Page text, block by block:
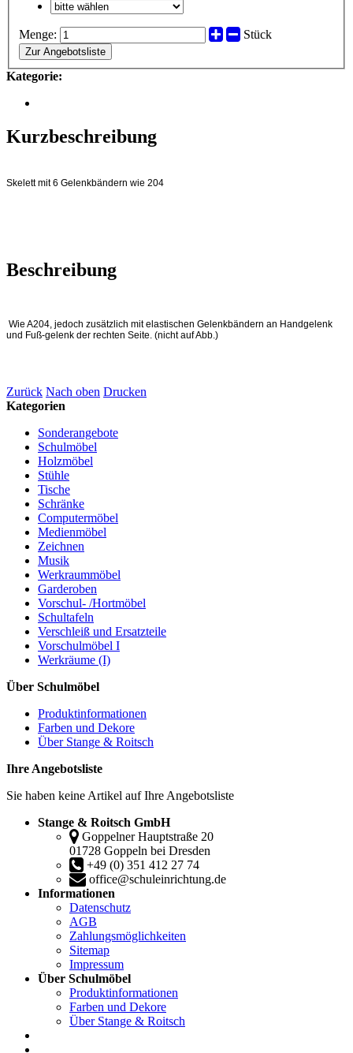
Menge: Stück
Zur Angebotsliste
Kategorie:
Kurzbeschreibung
Skelett mit 6 Gelenkbändern wie 204
Beschreibung
Wie A204, jedoch zusätzlich mit elastischen Gelenkbändern an Handgelenk
und Fuß-gelenk der rechten Seite. (nicht auf Abb.)
Zurück Nach oben Drucken
Kategorien
Sonderangebote
Schulmöbel
Holzmöbel
Stühle
Tische
Schränke
Computermöbel
Medienmöbel
Zeichnen
Musik
Werkraummöbel
Garderoben
Vorschul- /Hortmöbel
Schultafeln
Verschleiß und Ersatzteile
Vorschulmöbel I
Werkräume (I)
Über Schulmöbel
Produktinformationen
Farben und Dekore
Über Stange & Roitsch
Ihre Angebotsliste
Sie haben keine Artikel auf Ihre Angebotsliste
Stange & Roitsch GmbH
Goppelner Hauptstraße 20
01728 Goppeln bei Dresden
+49 (0) 351 412 27 74
office@schuleinrichtung.de
Informationen
Datenschutz
AGB
Zahlungsmöglichkeiten
Sitemap
Impressum
Über Schulmöbel
Produktinformationen
Farben und Dekore
Über Stange & Roitsch